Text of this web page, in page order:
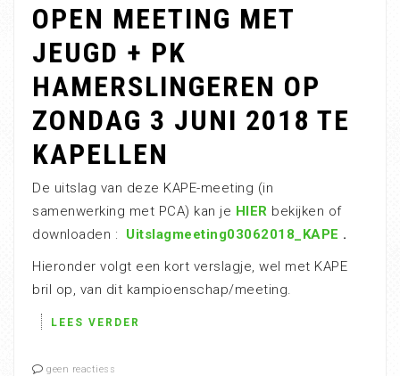
OPEN MEETING MET
JEUGD + PK
HAMERSLINGEREN OP
ZONDAG 3 JUNI 2018 TE
KAPELLEN
De uitslag van deze KAPE-meeting (in
samenwerking met PCA) kan je HIER bekijken of
downloaden : Uitslagmeeting03062018_KAPE .
Hieronder volgt een kort verslagje, wel met KAPE
bril op, van dit kampioenschap/meeting.
LEES VERDER
geen reactiess